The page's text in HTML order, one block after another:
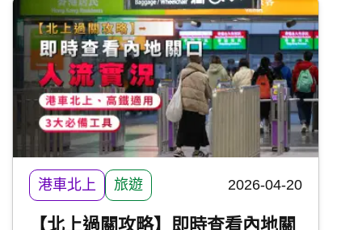
勤的市民與遊客。
港車北上 旅遊 2026-04-20
【北上過關攻略】即時查看內地關